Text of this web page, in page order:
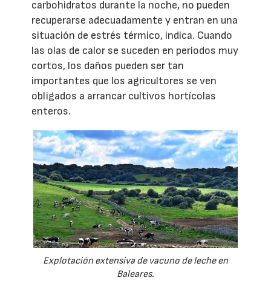
carbohidratos durante la noche, no pueden
recuperarse adecuadamente y entran en una
situación de estrés térmico, indica. Cuando
las olas de calor se suceden en periodos muy
cortos, los daños pueden ser tan
importantes que los agricultores se ven
obligados a arrancar cultivos hortícolas
enteros.
Explotación extensiva de vacuno de leche en
Baleares.